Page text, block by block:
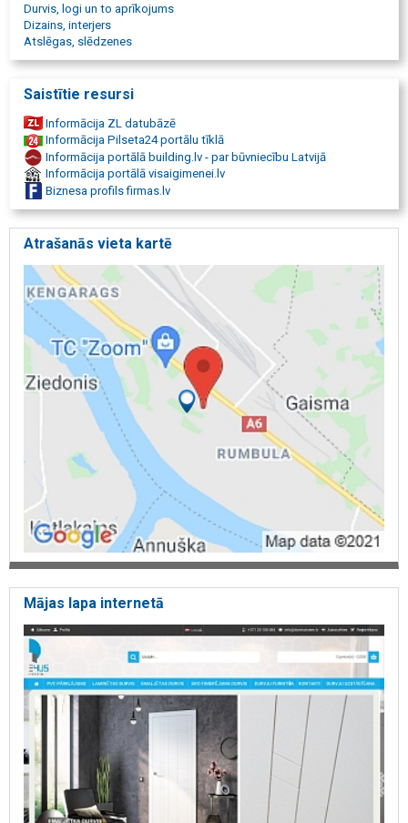
Durvis, logi un to aprīkojums
Dizains, interjers
Atslēgas, slēdzenes
Saistītie resursi
Informācija ZL datubāzē
Informācija Pilseta24 portālu tīklā
Informācija portālā building.lv - par būvniecību Latvijā
Informācija portālā visaigimenei.lv
Biznesa profils firmas.lv
Atrašanās vieta kartē
Mājas lapa internetā